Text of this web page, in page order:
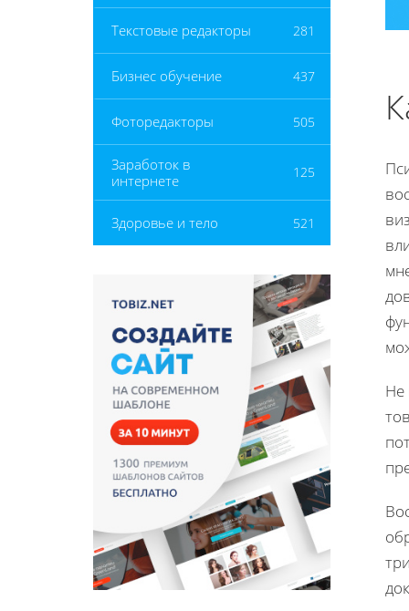
Текстовые редакторы 281
Бизнес обучение 437
Фоторедакторы 505
Заработок в
интернете
125
Здоровье и тело 521
Не